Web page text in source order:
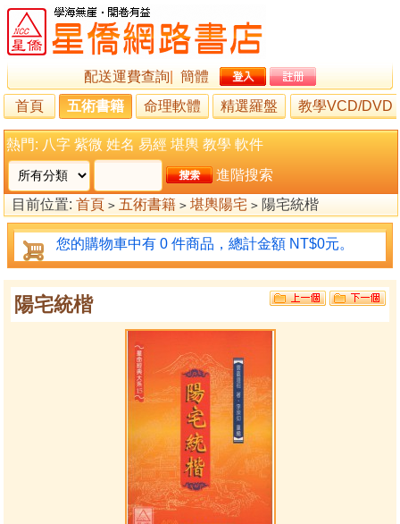
配送運費查詢
簡體
首頁
五術書籍 命理軟體 精選羅盤 教學VCD/DVD
熱門: 八字 紫微 姓名 易經 堪輿 教學 軟件
進階搜索
目前位置: 首頁 > 五術書籍 > 堪輿陽宅 > 陽宅統楷
您的購物車中有 0 件商品，總計金額 NT$0元。
陽宅統楷